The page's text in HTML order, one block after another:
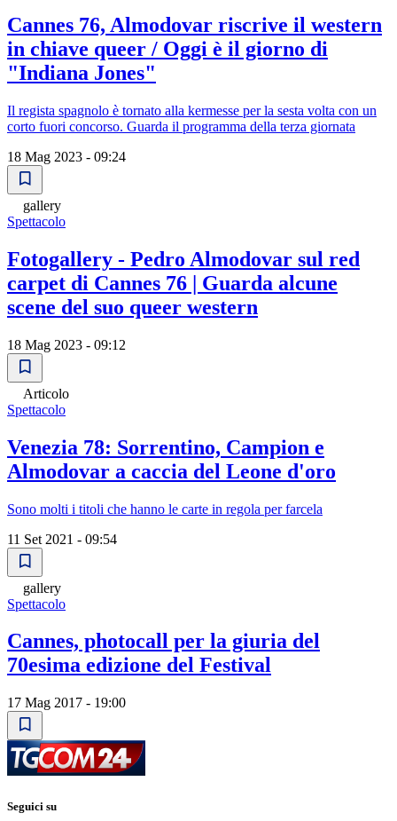
Cannes 76, Almodovar riscrive il western
in chiave queer / Oggi è il giorno di
"Indiana Jones"
Il regista spagnolo è tornato alla kermesse per la sesta volta con un
corto fuori concorso. Guarda il programma della terza giornata
18 Mag 2023 - 09:24
gallery
Spettacolo
Fotogallery - Pedro Almodovar sul red
carpet di Cannes 76 | Guarda alcune
scene del suo queer western
18 Mag 2023 - 09:12
Articolo
Spettacolo
Venezia 78: Sorrentino, Campion e
Almodovar a caccia del Leone d'oro
Sono molti i titoli che hanno le carte in regola per farcela
11 Set 2021 - 09:54
gallery
Spettacolo
Cannes, photocall per la giuria del
70esima edizione del Festival
17 Mag 2017 - 19:00
Seguici su